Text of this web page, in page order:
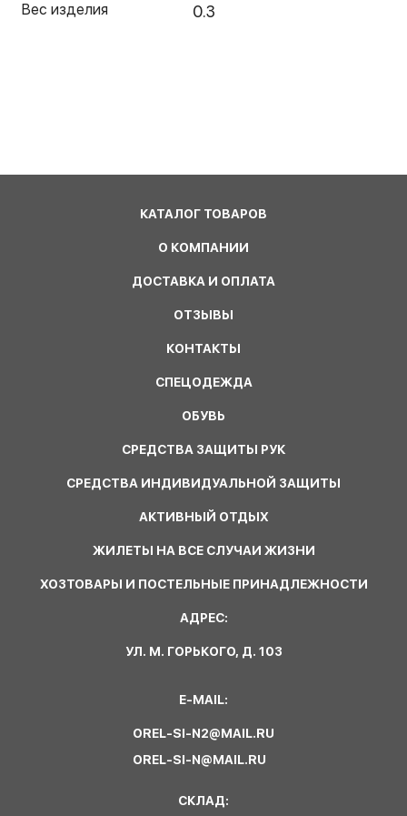
Вес изделия 0.3
КАТАЛОГ ТОВАРОВ
О КОМПАНИИ
ДОСТАВКА И ОПЛАТА
ОТЗЫВЫ
КОНТАКТЫ
СПЕЦОДЕЖДА
ОБУВЬ
СРЕДСТВА ЗАЩИТЫ РУК
СРЕДСТВА ИНДИВИДУАЛЬНОЙ ЗАЩИТЫ
АКТИВНЫЙ ОТДЫХ
ЖИЛЕТЫ НА ВСЕ СЛУЧАИ ЖИЗНИ
ХОЗТОВАРЫ И ПОСТЕЛЬНЫЕ ПРИНАДЛЕЖНОСТИ
АДРЕС:
УЛ. М. ГОРЬКОГО, Д. 103
E-MAIL:
OREL-SI-N2@MAIL.RU
OREL-SI-N@MAIL.RU
СКЛАД: